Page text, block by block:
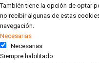
También tiene la opción de optar
no recibir algunas de estas
navegación.
Necesarias
Necesarias
Siempre habilitado